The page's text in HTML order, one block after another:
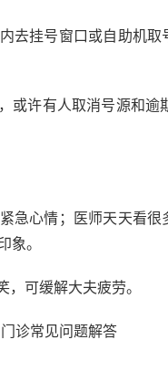
去挂号窗口或自助机
或许有人取消号源和逾
急心情；医师天天看
象。
可缓解大夫疲劳。
诊常见问题解答